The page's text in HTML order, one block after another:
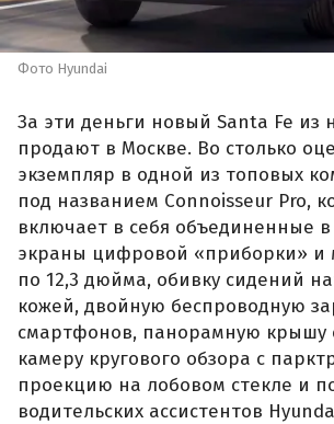
Фото Hyundai
За эти деньги новый Santa Fe из
продают в Москве. Во столько
экземпляр в одной из топовых
под названием Connoisseur Pro,
включает в себя объединенные
экраны цифровой «приборки» и
по 12,3 дюйма, обивку сидений
кожей, двойную беспроводную
смартфонов, панорамную крышу
камеру кругового обзора с
проекцию на лобовом стекле и
водительских ассистентов